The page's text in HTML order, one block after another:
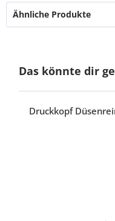
Ähnliche Produkte
Das könnte dir
Druckkopf